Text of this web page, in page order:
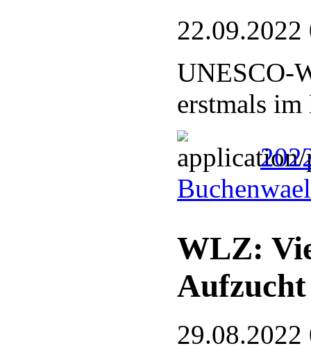
22.09.2022
UNESCO-
erstmals
WLZ:
Aufzucht
29.08.2022